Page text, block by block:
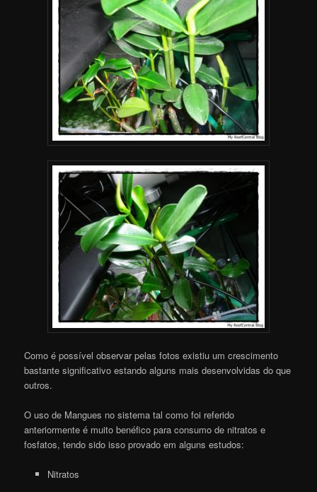
Como é possível observar pelas fotos existiu um crescimento
bastante significativo estando alguns mais desenvolvidas do que
outros.
O uso de Mangues no sistema tal como foi referido
anteriormente é muito benéfico para consumo de nitratos e
fosfatos, tendo sido isso provado em alguns estudos:
Nitratos